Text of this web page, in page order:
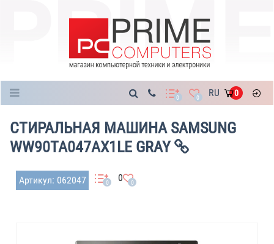
0 0 RU 0
СТИРАЛЬНАЯ МАШИНА SAMSUNG
WW90TA047AX1LE GRAY
Артикул: 062047 0 0 0